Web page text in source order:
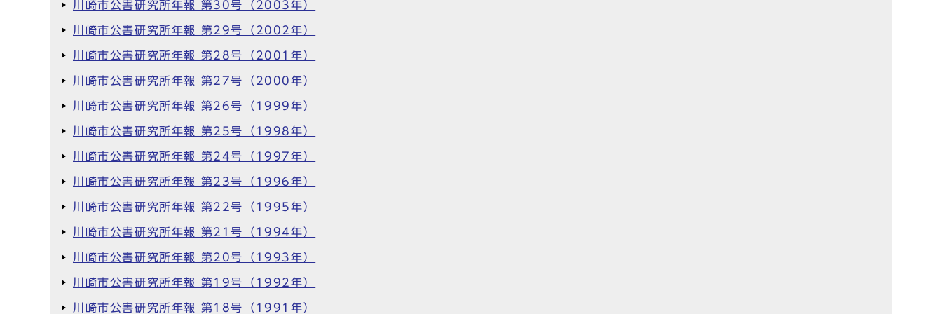
川崎市公害研究所年報 第30号（2003年）
川崎市公害研究所年報 第29号（2002年）
川崎市公害研究所年報 第28号（2001年）
川崎市公害研究所年報 第27号（2000年）
川崎市公害研究所年報 第26号（1999年）
川崎市公害研究所年報 第25号（1998年）
川崎市公害研究所年報 第24号（1997年）
川崎市公害研究所年報 第23号（1996年）
川崎市公害研究所年報 第22号（1995年）
川崎市公害研究所年報 第21号（1994年）
川崎市公害研究所年報 第20号（1993年）
川崎市公害研究所年報 第19号（1992年）
川崎市公害研究所年報 第18号（1991年）